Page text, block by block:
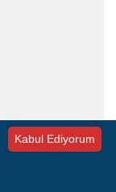
Kabul Ediyorum